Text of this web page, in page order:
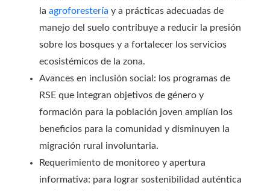
la agroforestería y a prácticas adecuadas de
manejo del suelo contribuye a reducir la presión
sobre los bosques y a fortalecer los servicios
ecosistémicos de la zona.
Avances en inclusión social: los programas de
RSE que integran objetivos de género y
formación para la población joven amplían los
beneficios para la comunidad y disminuyen la
migración rural involuntaria.
Requerimiento de monitoreo y apertura
informativa: para lograr sostenibilidad auténtica